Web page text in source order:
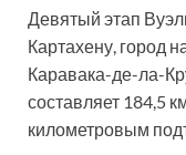
Девятый этап
Картахену, город
Каравака-де-ла-
составляет 184,5
километровым